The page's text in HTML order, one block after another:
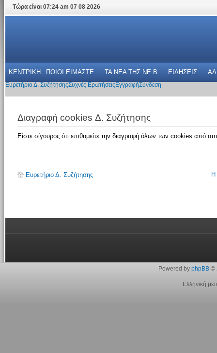
Τώρα είναι 07:24 am 07 08 2026
ΚΕΝΤΡΙΚΗ ΠΟΙΟΙ ΕΙΜΑΣΤΕ ΤΑ ΝΕΑ THΣ NE.B ΕΙΔΗΣΕΙΣ
Ευρετήριο Δ. ΣυζήτησηςΣυχνές Ερωτήσεις ΕγγραφήΣύνδεση
Διαγραφή cookies Δ. Συζήτησης
Είστε σίγουρος ότι επιθυμείτε την διαγραφή όλων των cookies από
Ευρετήριο Δ. Συζήτησης Η
Powered by phpBB©
Ελληνική